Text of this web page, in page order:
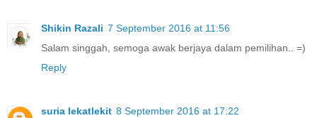
Shikin Razali 7 September 2016 at 11:56
Salam singgah, semoga awak berjaya dalam pemilihan.. =)
Reply
suria lekatlekit 8 September 2016 at 17:22